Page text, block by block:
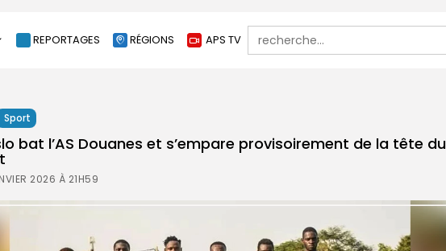
REPORTAGES RÉGIONS APS TV
Search
for:
Sport
bat l’AS Douanes et s’empare provisoirement de la tête du
2026 À 21H59